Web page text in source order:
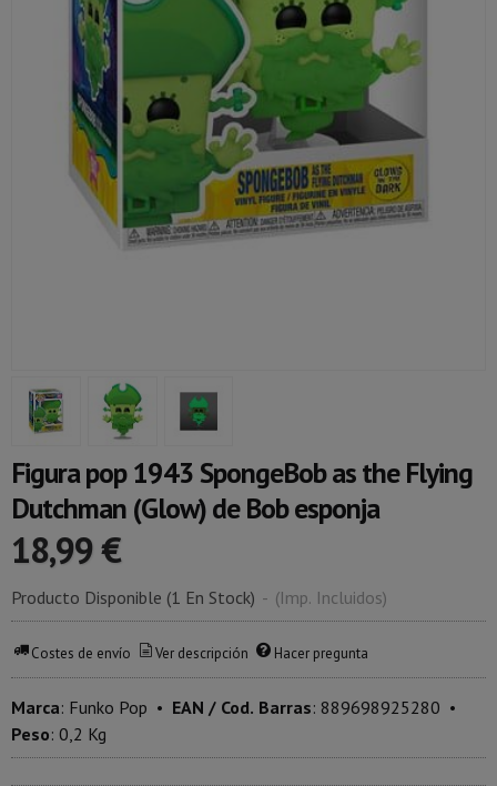
Figura pop 1943 SpongeBob as the Flying
Dutchman (Glow) de Bob esponja
18,99 €
Producto Disponible (1 En Stock) - (Imp. Incluidos)
Costes de envío Ver descripción Hacer pregunta
Marca: Funko Pop • EAN / Cod. Barras: 889698925280 •
Peso: 0,2 Kg